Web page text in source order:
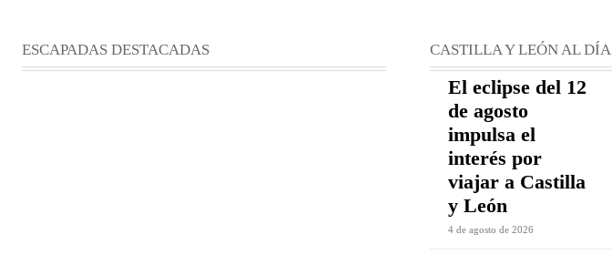
ESCAPADAS DESTACADAS CASTILLA Y LEÓN AL DÍA
El eclipse del 12
de agosto
impulsa el
interés por
viajar a Castilla
y León
4 de agosto de 2026